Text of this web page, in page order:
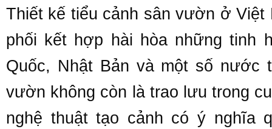
Thiết kế tiểu cảnh sân vườn ở Việt
phối kết hợp hài hòa những tinh
Quốc, Nhật Bản và một số nước
vườn không còn là trao lưu trong
nghệ thuật tạo cảnh có ý nghĩa